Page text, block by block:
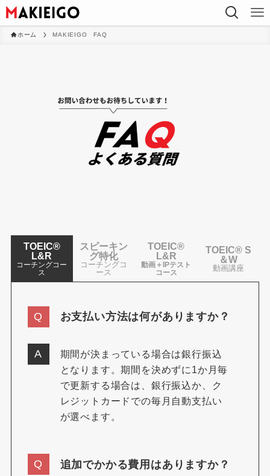
ホーム MAKIEIGO FAQ
TOEIC®
L&R
コーチングコー
ス
スピーキン
グ特化
コーチングコ
ース
TOEIC®
L&R
動画＋IPテスト
コース
TOEIC® S
＆W
動画講座
お支払い方法は何がありますか？
期間が決まっている場合は銀行振込
となります。期間を決めずに1か月毎
で更新する場合は、銀行振込か、ク
レジットカードでの毎月自動支払い
が選べます。
追加でかかる費用はありますか？